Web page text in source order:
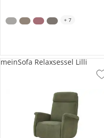
+ 7
meinSofa Relaxsessel Lilli